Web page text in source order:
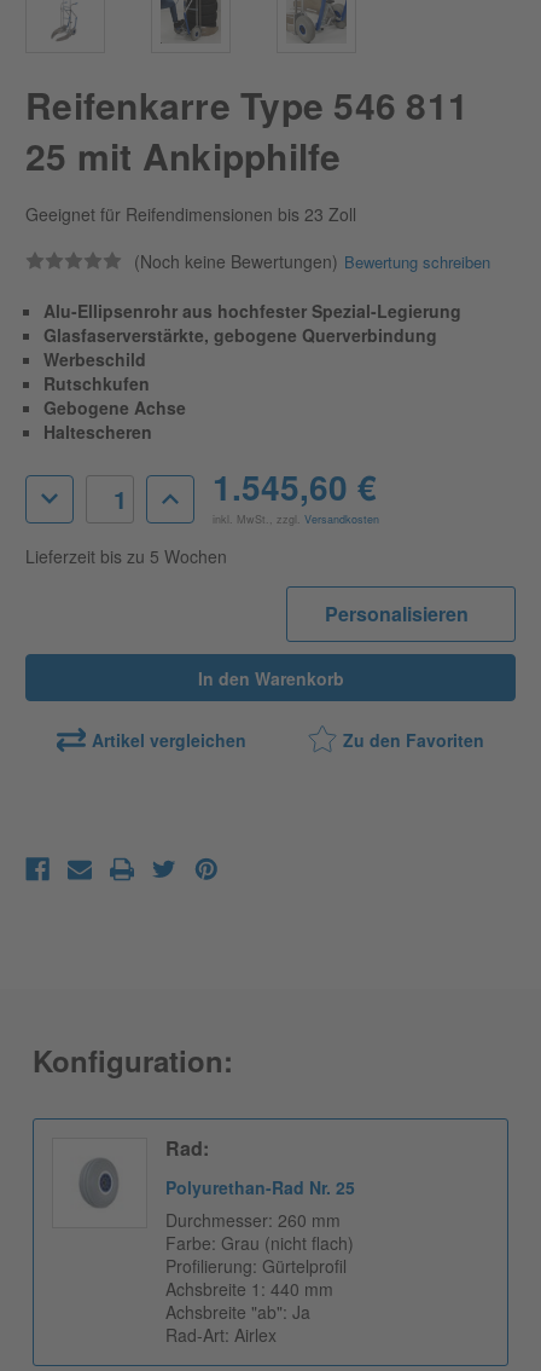
Konfiguration:
Rad:
Polyurethan-Rad Nr. 25
Durchmesser: 260 mm
Farbe: Grau (nicht flach)
Profilierung: Gürtelprofil
Achsbreite 1: 440 mm
Achsbreite "ab": Ja
Rad-Art: Airlex
Reifenkarre Type 546 811
25 mit Ankipphilfe
Geeignet für Reifendimensionen bis 23 Zoll
(Noch keine Bewertungen) Bewertung schreiben
Alu-Ellipsenrohr aus hochfester Spezial-Legierung
Glasfaserverstärkte, gebogene Querverbindung
Werbeschild
Rutschkufen
Gebogene Achse
Haltescheren
Aktueller
Lagerbestand:
Menge
von
Reifenkarre
546
Menge
von
Reifenkarre
546
1.545,60 €
inkl. MwSt., zzgl. Versandkosten
Lieferzeit bis zu 5 Wochen
Personalisieren
Artikel vergleichen Zu den Favoriten